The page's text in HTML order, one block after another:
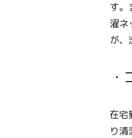
す。
濯ネ
が、
在宅
り